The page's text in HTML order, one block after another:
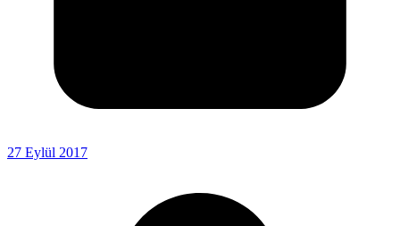
27 Eylül 2017